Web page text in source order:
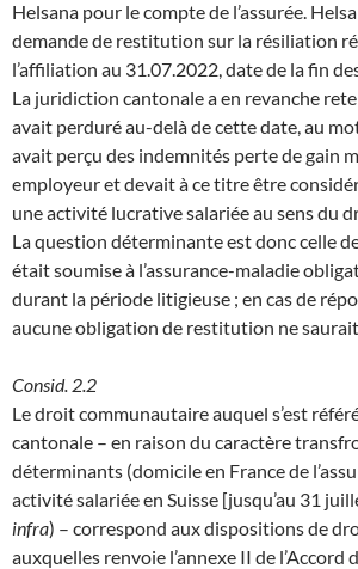
Helsana pour le compte de l’assurée.
demande de restitution sur la résiliation
l’affiliation au 31.07.2022, date de la fin
La juridiction cantonale a en revanche
avait perduré au-delà de cette date, au
avait perçu des indemnités perte de gain
employeur et devait à ce titre être
une activité lucrative salariée au sens du
La question déterminante est donc celle
était soumise à l’assurance-maladie
durant la période litigieuse ; en cas de
aucune obligation de restitution ne
Consid. 2.2
Le droit communautaire auquel s’est
cantonale – en raison du caractère
déterminants (domicile en France de
activité salariée en Suisse [jusqu’au 31
infra) – correspond aux dispositions de
auxquelles renvoie l’annexe II de l’Accord